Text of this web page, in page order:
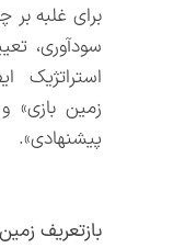
برای غلبه
سودآوری،
استراتژیک
زمین بازی»
پیشنهادی».
بازتعریف